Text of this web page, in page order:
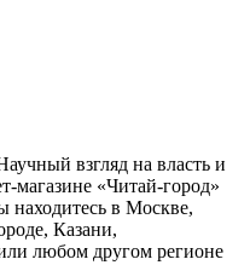
взгляд на власть и
магазине «Читай-город»
находитесь в Москве,
Казани,
любом другом регионе